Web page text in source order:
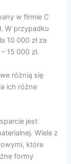
w firmie C
W przypadku
10 000 zł za
15 000 zł.
różnią się
ich różne
jest
Wiele z
które
formy